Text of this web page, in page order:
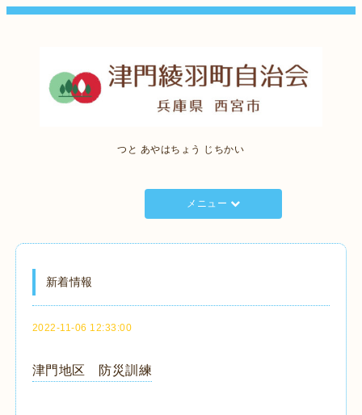
つと あやはちょう じちかい
メニュー
新着情報
2022-11-06 12:33:00
津門地区 防災訓練